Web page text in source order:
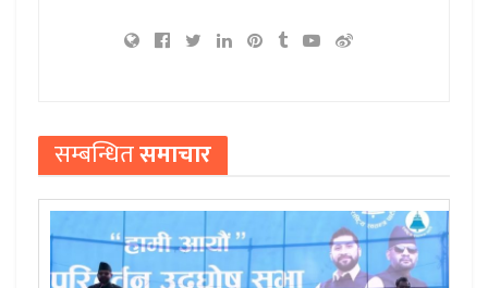
सम्बन्धितसमाचार